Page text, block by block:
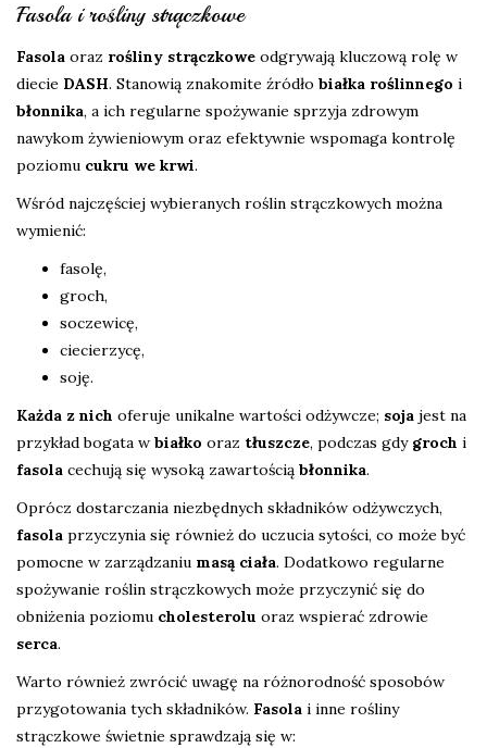
Fasola i rośliny strączkowe
Fasola oraz rośliny strączkowe odgrywają kluczową rolę w
diecie DASH. Stanowią znakomite źródło białka roślinnego i
błonnika, a ich regularne spożywanie sprzyja zdrowym
nawykom żywieniowym oraz efektywnie wspomaga kontrolę
poziomu cukru we krwi.
Wśród najczęściej wybieranych roślin strączkowych można
wymienić:
fasolę,
groch,
soczewicę,
ciecierzycę,
soję.
Każda z nich oferuje unikalne wartości odżywcze; soja jest na
przykład bogata w białko oraz tłuszcze, podczas gdy groch i
fasola cechują się wysoką zawartością błonnika.
Oprócz dostarczania niezbędnych składników odżywczych,
fasola przyczynia się również do uczucia sytości, co może być
pomocne w zarządzaniu masą ciała. Dodatkowo regularne
spożywanie roślin strączkowych może przyczynić się do
obniżenia poziomu cholesterolu oraz wspierać zdrowie
serca.
Warto również zwrócić uwagę na różnorodność sposobów
przygotowania tych składników. Fasola i inne rośliny
strączkowe świetnie sprawdzają się w: